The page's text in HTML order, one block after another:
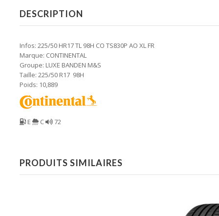
DESCRIPTION
Infos: 225/50 HR17 TL 98H CO TS830P AO XL FR
Marque: CONTINENTAL
Groupe: LUXE BANDEN M&S
Taille: 225/50 R17 98H
Poids: 10,889
E C 72
PRODUITS SIMILAIRES